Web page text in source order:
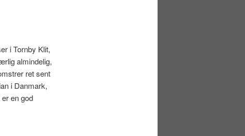
i Tornby Klit,
almindelig,
ret sent
i Danmark,
en god